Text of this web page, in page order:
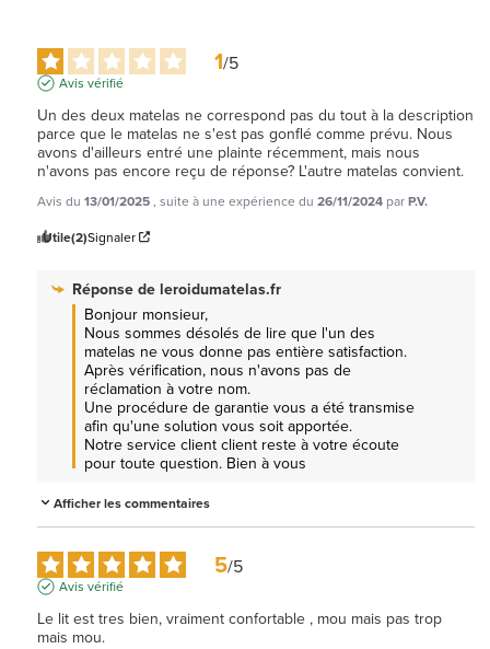
1/5
Avis vérifié
Un des deux matelas ne correspond pas du tout à la description
parce que le matelas ne s'est pas gonflé comme prévu. Nous
avons d'ailleurs entré une plainte récemment, mais nous
n'avons pas encore reçu de réponse? L'autre matelas convient.
Avis du 13/01/2025, suite à une expérience du 26/11/2024 parP.V.
Utile(2)Signaler
Réponse de leroidumatelas.fr
Bonjour monsieur,
Nous sommes désolés de lire que l'un des
matelas ne vous donne pas entière satisfaction.
Après vérification, nous n'avons pas de
réclamation à votre nom.
Une procédure de garantie vous a été transmise
afin qu'une solution vous soit apportée.
Notre service client client reste à votre écoute
pour toute question. Bien à vous
Afficher les commentaires
5/5
Avis vérifié
Le lit est tres bien, vraiment confortable , mou mais pas trop
mais mou.